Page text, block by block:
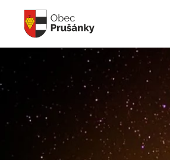
Skip to main content